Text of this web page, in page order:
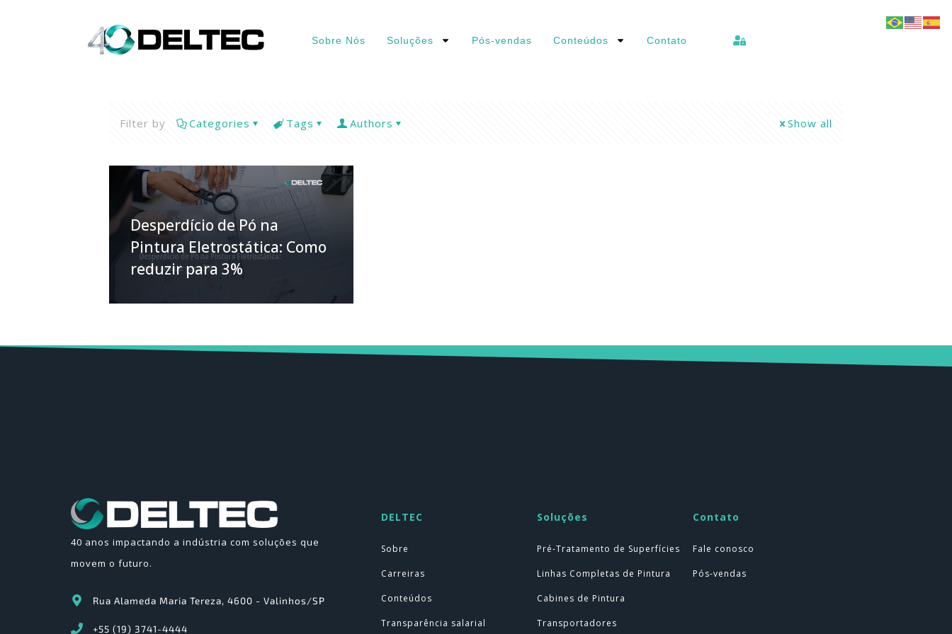
Sobre Nós Soluções Pós-vendas Conteúdos Contato
Filter by Categories Tags Authors Show all
Desperdício de Pó na
Pintura Eletrostática: Como
reduzir para 3%
40 anos impactando a indústria com soluções que
movem o futuro.
Rua Alameda Maria Tereza, 4600 - Valinhos/SP
+55 (19) 3741-4444
DELTEC Soluções Contato
Sobre
Carreiras
Conteúdos
Transparência salarial
Pré-Tratamento de Superfícies
Linhas Completas de Pintura
Cabines de Pintura
Transportadores
Fale conosco
Pós-vendas